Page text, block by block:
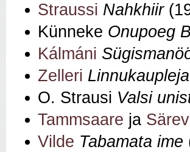
Straussi Nahkhiir
Künneke Onupoeg
Kálmáni
Zelleri Linnukaupleja
O. Strausi Valsi
Tammsaare ja
Vilde Tabamata ime